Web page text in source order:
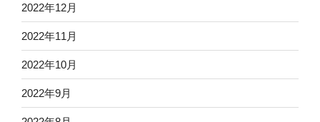
2022年12月
2022年11月
2022年10月
2022年9月